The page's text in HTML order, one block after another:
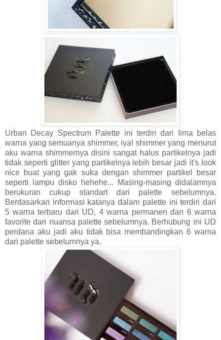
Urban Decay Spectrum Palette ini terdiri dari lima belas
warna yang semuanya shimmer, iya! shimmer yang menurut
aku warna shimmernya disini sangat halus partikelnya jadi
tidak seperti glitter yang partikelnya lebih besar jadi it's look
nice buat yang gak suka dengan shimmer partikel besar
seperti lampu disko hehehe... Masing-masing didalamnya
berukuran cukup standart dari palette sebelumnya.
Berdasarkan informasi katanya dalam palette ini terdiri dari
5 warna terbaru dari UD, 4 warna permanen dan 6 warna
favorite dari nuansa palette sebelumnya. Berhubung ini UD
perdana aku jadi aku tidak bisa membandingkan 6 warna
dari palette sebelumnya ya.